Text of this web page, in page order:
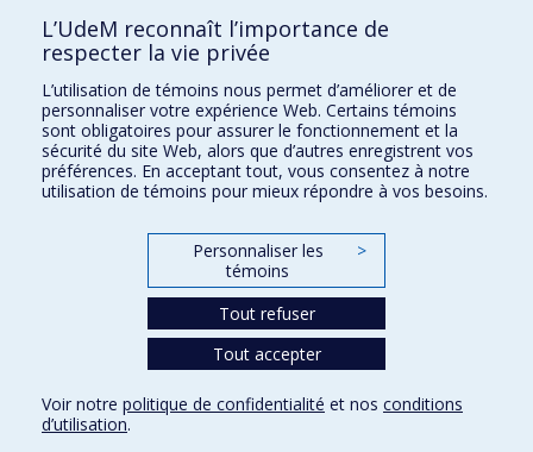
Écoles
Kinésiologie et des sciences de l’activité physique
Orthophonie et audiologie
Réadaptation
Directions
DPC
CPASS
L’UdeM reconnaît l’importance de
respecter la vie privée
L’utilisation de témoins nous permet d’améliorer et de
personnaliser votre expérience Web. Certains témoins
sont obligatoires pour assurer le fonctionnement et la
sécurité du site Web, alors que d’autres enregistrent vos
préférences. En acceptant tout, vous consentez à notre
utilisation de témoins pour mieux répondre à vos besoins.
Personnaliser les
témoins
>
Tout refuser
Tout accepter
Voir notre politique de confidentialité et nos conditions
d’utilisation.